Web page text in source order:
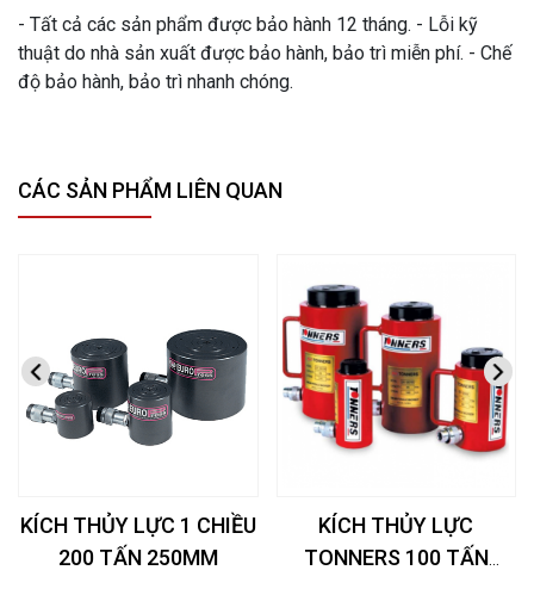
- Tất cả các sản phẩm được bảo hành 12 tháng. - Lỗi kỹ
thuật do nhà sản xuất được bảo hành, bảo trì miễn phí. - Chế
độ bảo hành, bảo trì nhanh chóng.
CÁC SẢN PHẨM LIÊN QUAN
KÍCH THỦY LỰC 1 CHIỀU
200 TẤN 250MM
KÍCH THỦY LỰC
TONNERS 100 TẤN